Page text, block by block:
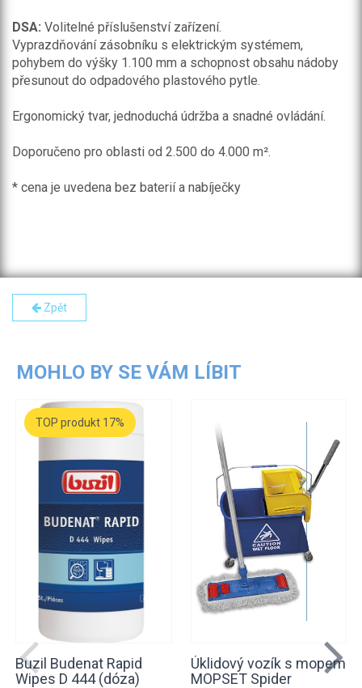
DSA: Volitelné příslušenství zařízení.
Vyprazdňování zásobníku s elektrickým systémem,
pohybem do výšky 1.100 mm a schopnost obsahu nádoby
přesunout do odpadového plastového pytle.
Ergonomický tvar, jednoduchá údržba a snadné ovládání.
Doporučeno pro oblasti od 2.500 do 4.000 m².
* cena je uvedena bez baterií a nabíječky
Zpět
MOHLO BY SE VÁM LÍBIT
TOP produkt 17%
Buzil Budenat Rapid
Wipes D 444 (dóza)
Úklidový vozík s mopem
MOPSET Spider